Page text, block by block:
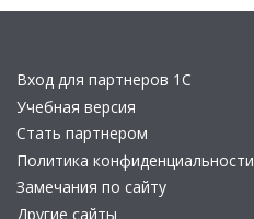
Вход для партнеров 1С
Учебная версия
Стать партнером
Политика конфиденциальности
Замечания по сайту
Другие сайты